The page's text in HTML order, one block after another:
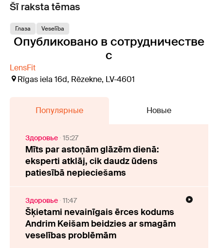
Šī raksta tēmas
Глаза Veselība
Опубликовано в сотрудничестве
с
LensFit
Rīgas iela 16d, Rēzekne, LV-4601
Популярные Новые
Здоровье 15:27
Mīts par astoņām glāzēm dienā:
eksperti atklāj, cik daudz ūdens
patiesībā nepieciešams
Здоровье 11:47
Šķietami nevainīgais ērces kodums
Andrim Keišam beidzies ar smagām
veselības problēmām